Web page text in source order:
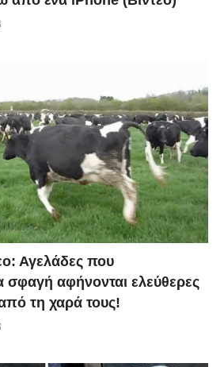
Αγελάδες που
σφαγή αφήνονται ελεύθερες
τη χαρά τους!